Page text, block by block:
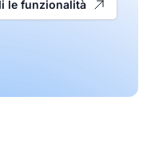
le funzionalità